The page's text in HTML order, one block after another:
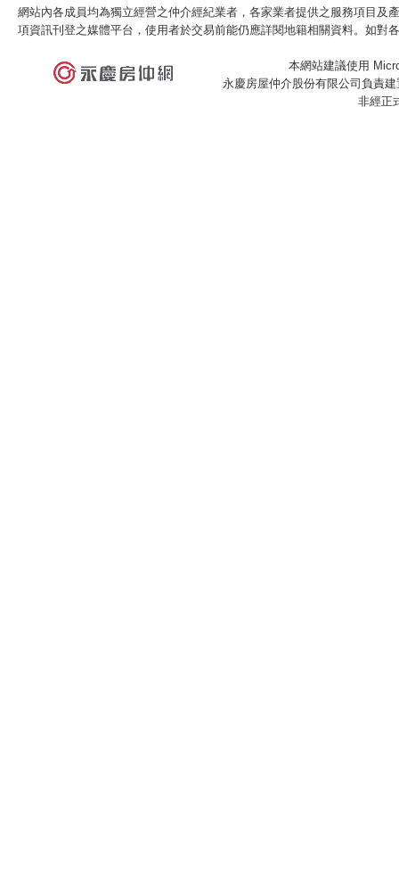
網站內各成員均為獨立經營之仲介經紀業者，各家業者提供之服務項目
項資訊刊登之媒體平台，使用者於交易前能仍應詳閱地籍相關資料。如對
本網站建議使用
永慶房屋仲介股份有限公司負責
非經正